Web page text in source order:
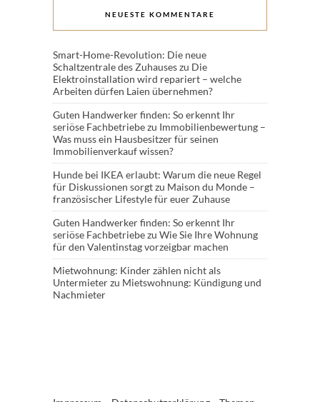
NEUESTE KOMMENTARE
Smart-Home-Revolution: Die neue
Schaltzentrale des Zuhauseszu Die
Elektroinstallation wird repariert – welche
Arbeiten dürfen Laien übernehmen?
Guten Handwerker finden: So erkennt Ihr
seriöse Fachbetriebezu Immobilienbewertung –
Was muss ein Hausbesitzer für seinen
Immobilienverkauf wissen?
Hunde bei IKEA erlaubt: Warum die neue Regel
für Diskussionen sorgtzu Maison du Monde –
französischer Lifestyle für euer Zuhause
Guten Handwerker finden: So erkennt Ihr
seriöse Fachbetriebezu Wie Sie Ihre Wohnung
für den Valentinstag vorzeigbar machen
Mietwohnung: Kinder zählen nicht als
Untermieterzu Mietswohnung: Kündigung und
Nachmieter